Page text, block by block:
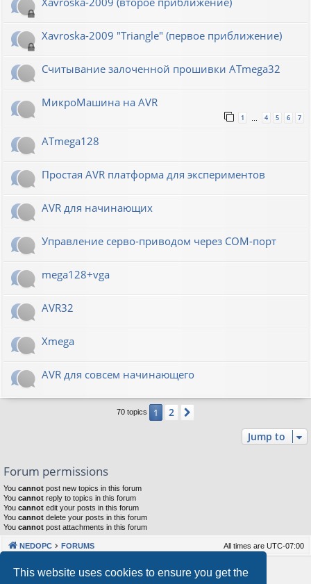
This website uses cookies to ensure you get the
Xavroska-2009 "Triangle" (первое приближение)
Считывание залоченной прошивки ATmega32
МикроМашина на AVR
1 4 5 6 7
ATmega128
Простая AVR платформа для экспериментов
AVR для начинающих
Управление серво-приводом через COM-порт
mega128+vga
AVR32
Xmega
AVR для совсем начинающего
70 topics 1 2
Jump to
Forum permissions
You cannot post new topics in this forum
You cannot reply to topics in this forum
You cannot edit your posts in this forum
You cannot delete your posts in this forum
You cannot post attachments in this forum
NEDOPC FORUMS All times are UTC-07:00
Powered byphpBB® Forum Software © phpBB Limited